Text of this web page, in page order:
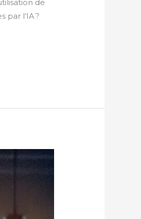
de
par l’IA ?